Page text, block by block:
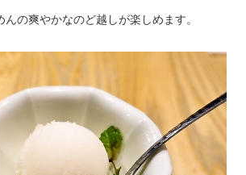
の爽やかなのど越しが楽しめます。